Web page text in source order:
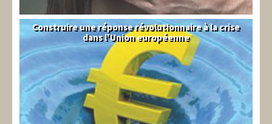
Syndical
Construire une réponse révolutionnaire à la crise
dans l'Union européenne